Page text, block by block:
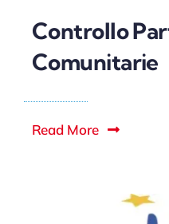
Controllo
Comunitarie
Read More